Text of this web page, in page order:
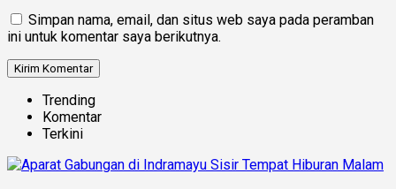
Simpan nama, email, dan situs web saya pada peramban
ini untuk komentar saya berikutnya.
Trending
Komentar
Terkini